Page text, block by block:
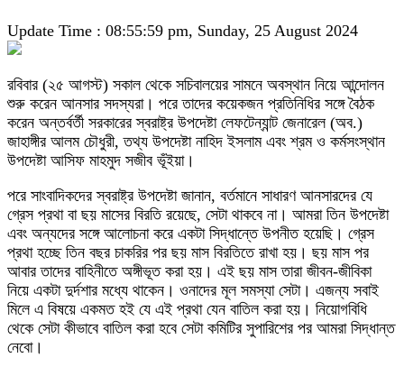
Update Time : 08:55:59 pm, Sunday, 25 August 2024
রবিবার (২৫ আগস্ট) সকাল থেকে সচিবালয়ের সামনে অবস্থান নিয়ে আন্দোলন
শুরু করেন আনসার সদস্যরা। পরে তাদের কয়েকজন প্রতিনিধির সঙ্গে বৈঠক
করেন অন্তর্বর্তী সরকারের স্বরাষ্ট্র উপদেষ্টা লেফটেন্যান্ট জেনারেল (অব.)
জাহাঙ্গীর আলম চৌধুরী, তথ্য উপদেষ্টা নাহিদ ইসলাম এবং শ্রম ও কর্মসংস্থান
উপদেষ্টা আসিফ মাহমুদ সজীব ভূঁইয়া।
পরে সাংবাদিকদের স্বরাষ্ট্র উপদেষ্টা জানান, বর্তমানে সাধারণ আনসারদের যে
গ্রেস প্রথা বা ছয় মাসের বিরতি রয়েছে, সেটা থাকবে না। আমরা তিন উপদেষ্টা
এবং অন্যদের সঙ্গে আলোচনা করে একটা সিদ্ধান্তে উপনীত হয়েছি। গ্রেস
প্রথা হচ্ছে তিন বছর চাকরির পর ছয় মাস বিরতিতে রাখা হয়। ছয় মাস পর
আবার তাদের বাহিনীতে অঙ্গীভূত করা হয়। এই ছয় মাস তারা জীবন-জীবিকা
নিয়ে একটা দুর্দশার মধ্যে থাকেন। ওনাদের মূল সমস্যা সেটা। এজন্য সবাই
মিলে এ বিষয়ে একমত হই যে এই প্রথা যেন বাতিল করা হয়। নিয়োগবিধি
থেকে সেটা কীভাবে বাতিল করা হবে সেটা কমিটির সুপারিশের পর আমরা সিদ্ধান্ত
নেবো।